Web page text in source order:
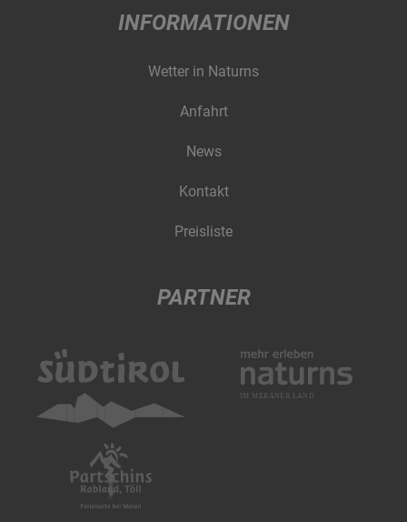
INFORMATIONEN
Wetter in Naturns
Anfahrt
News
Kontakt
Preisliste
PARTNER